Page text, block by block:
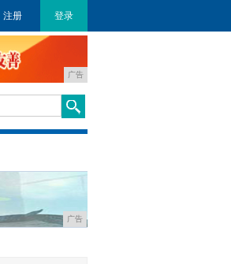
注册 登录
广告
广告